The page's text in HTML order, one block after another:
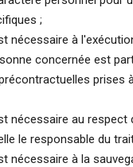
;
nécessaire à
concernée est
prises
nécessaire au respect
le responsable du
nécessaire à la